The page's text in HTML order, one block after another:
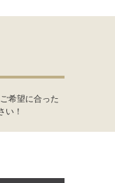
希望に合った
い！